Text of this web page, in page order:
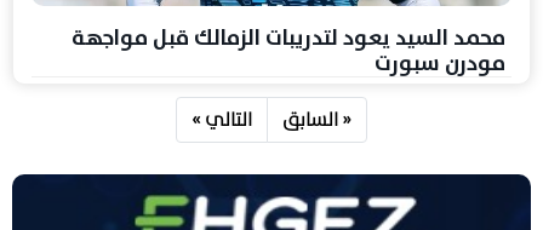
محمد السيد يعود لتدريبات الزمالك قبل مواجهة
مودرن سبورت
« السابق التالي »